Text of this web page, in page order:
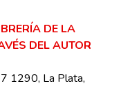
DE LA
DEL AUTOR
7 1290, La Plata,